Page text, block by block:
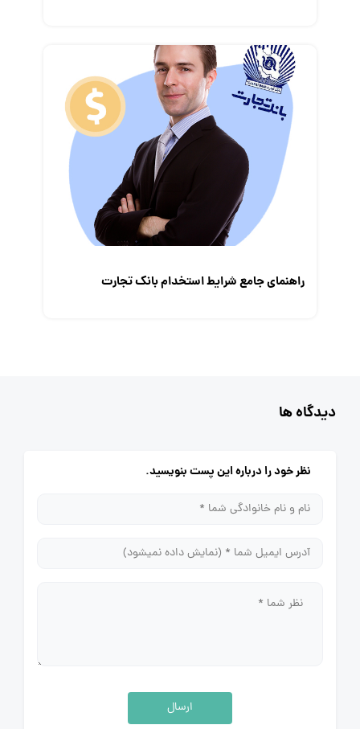
راهنمای جامع شرایط استخدام بانک تجارت
دیدگاه ها
نظر خود را درباره این پست بنویسید.
ارسال